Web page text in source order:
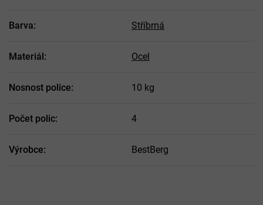
Barva: Stříbrná
Materiál : Ocel
Nosnost police: 10 kg
Počet polic: 4
Výrobce: BestBerg